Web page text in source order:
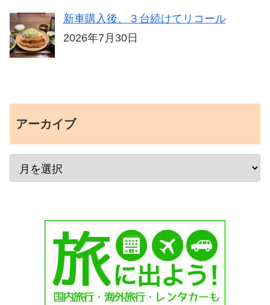
新車購入後、３台続けてリコール
2026年7月30日
アーカイブ